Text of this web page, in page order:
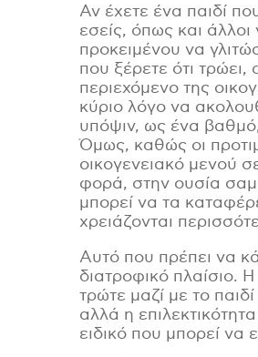
Αν έχετε ένα παιδί
εσείς, όπως και άλλοι
προκειμένου να
που ξέρετε ότι
περιεχόμενο της
κύριο λόγο να
υπόψιν, ως ένα βαθμό,
Όμως, καθώς οι
οικογενειακό μενού
φορά, στην ουσία
μπορεί να τα
χρειάζονται
Αυτό που πρέπει να
διατροφικό πλαίσιο.
τρώτε μαζί με το
αλλά η
ειδικό που μπορεί να